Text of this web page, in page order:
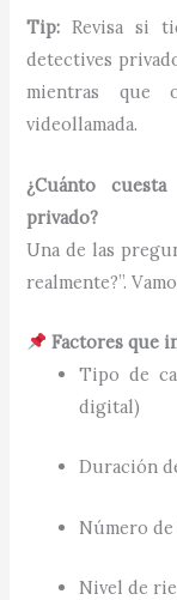
Tip: Revisa si
detectives
mientras que
videollamada.
¿Cuánto
privado?
Una de las
realmente?”.
Factores que
Tipo de
digital)
Duración
Número
Nivel de